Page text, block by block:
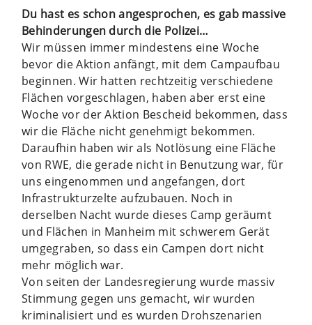
Du hast es schon angesprochen, es gab massive
Behinderungen durch die Polizei…
Wir müssen immer mindestens eine Woche
bevor die Aktion anfängt, mit dem Campaufbau
beginnen. Wir hatten rechtzeitig verschiedene
Flächen vorgeschlagen, haben aber erst eine
Woche vor der Aktion Bescheid bekommen, dass
wir die Fläche nicht genehmigt bekommen.
Daraufhin haben wir als Notlösung eine Fläche
von RWE, die gerade nicht in Benutzung war, für
uns eingenommen und angefangen, dort
Infrastrukturzelte aufzubauen. Noch in
derselben Nacht wurde dieses Camp geräumt
und Flächen in Manheim mit schwerem Gerät
umgegraben, so dass ein Campen dort nicht
mehr möglich war.
Von seiten der Landesregierung wurde massiv
Stimmung gegen uns gemacht, wir wurden
kriminalisiert und es wurden Drohszenarien